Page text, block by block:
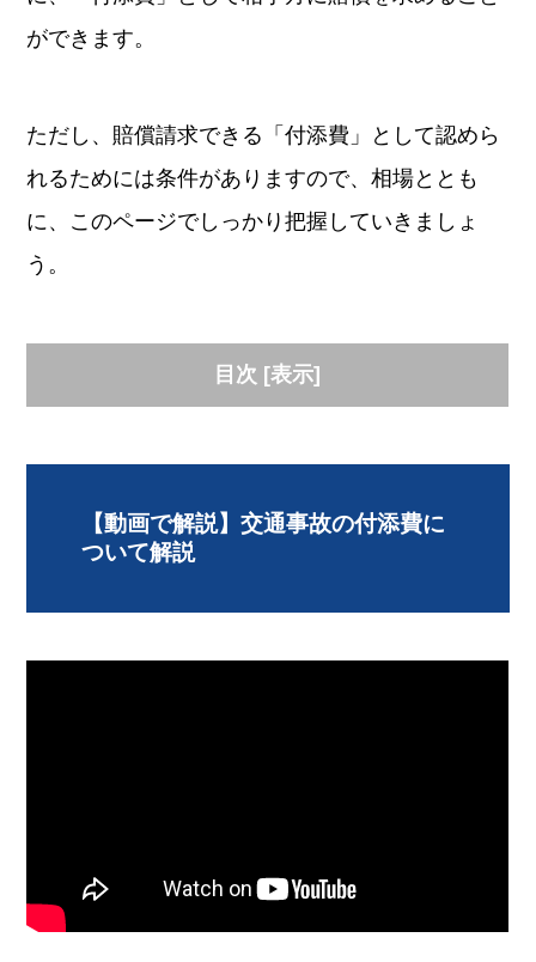
ができます。
ただし、賠償請求できる「付添費」として認めら
れるためには条件がありますので、相場ととも
に、このページでしっかり把握していきましょ
う。
目次 [表示]
【動画で解説】交通事故の付添費に
ついて解説